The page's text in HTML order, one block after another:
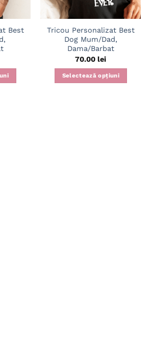
Best
Tricou Personalizat Best
Dog Mum/Dad,
Dama/Barbat
70.00lei
Selectează opțiuni